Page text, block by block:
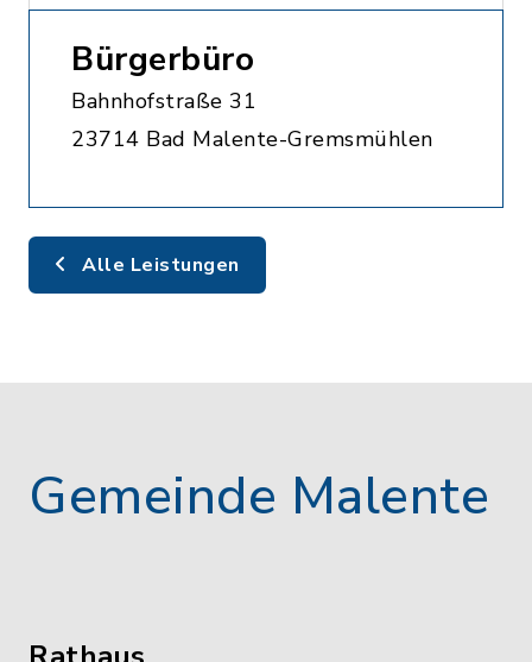
Bürgerbüro
Bahnhofstraße 31
23714 Bad Malente-Gremsmühlen
Alle Leistungen
Gemeinde Malente